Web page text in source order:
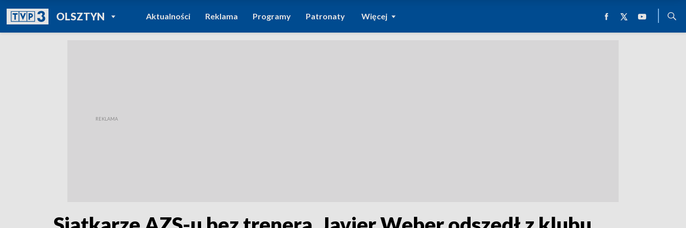
OLSZTYNPOWRÓT DO
TVP REGIONY
Aktualności Reklama Programy Patronaty Więcej